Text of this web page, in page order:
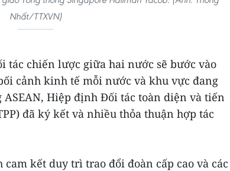
Nhất/TTXVN)
tác chiến lược giữa hai nước sẽ bước vào
cảnh kinh tế mỗi nước và khu vực đang
Hiệp định Đối tác toàn diện và tiến
đã ký kết và nhiều thỏa thuận hợp tác
kết duy trì trao đổi đoàn cấp cao và các